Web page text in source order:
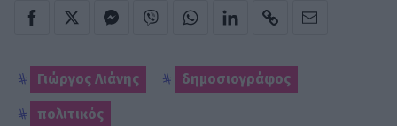
Γιώργος Λιάνης δημοσιογράφος
πολιτικός